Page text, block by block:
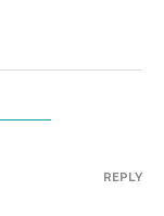
REPLY